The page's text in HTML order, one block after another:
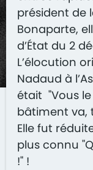
président de
Bonaparte,
d’État du 2
L’élocution
Nadaud à
était "Vous le
bâtiment va,
Elle fut
plus connu
!" !